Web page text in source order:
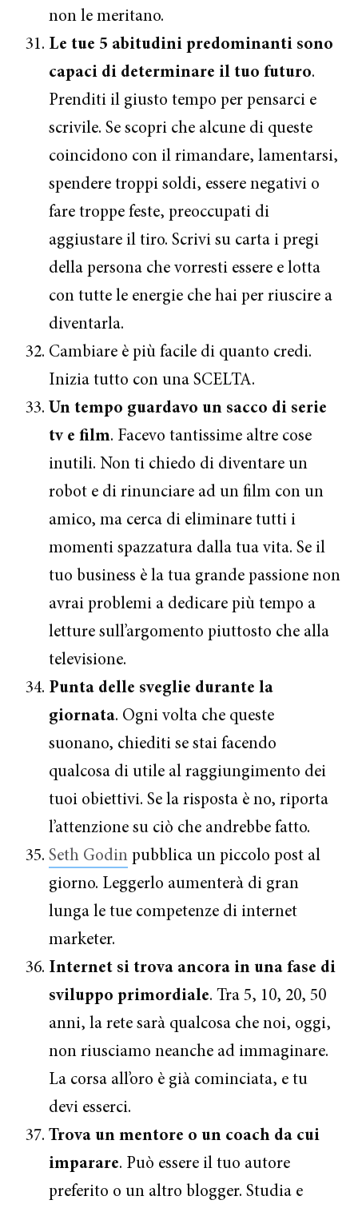
non le meritano.
Le tue 5 abitudini predominanti sono
capaci di determinare il tuo futuro.
Prenditi il giusto tempo per pensarci e
scrivile. Se scopri che alcune di queste
coincidono con il rimandare, lamentarsi,
spendere troppi soldi, essere negativi o
fare troppe feste, preoccupati di
aggiustare il tiro. Scrivi su carta i pregi
della persona che vorresti essere e lotta
con tutte le energie che hai per riuscire a
diventarla.
Cambiare è più facile di quanto credi.
Inizia tutto con una SCELTA.
Un tempo guardavo un sacco di serie
tv e film. Facevo tantissime altre cose
inutili. Non ti chiedo di diventare un
robot e di rinunciare ad un film con un
amico, ma cerca di eliminare tutti i
momenti spazzatura dalla tua vita. Se il
tuo business è la tua grande passione non
avrai problemi a dedicare più tempo a
letture sull’argomento piuttosto che alla
televisione.
Punta delle sveglie durante la
giornata. Ogni volta che queste
suonano, chiediti se stai facendo
qualcosa di utile al raggiungimento dei
tuoi obiettivi. Se la risposta è no, riporta
l’attenzione su ciò che andrebbe fatto.
Seth Godin pubblica un piccolo post al
giorno. Leggerlo aumenterà di gran
lunga le tue competenze di internet
marketer.
Internet si trova ancora in una fase di
sviluppo primordiale. Tra 5, 10, 20, 50
anni, la rete sarà qualcosa che noi, oggi,
non riusciamo neanche ad immaginare.
La corsa all’oro è già cominciata, e tu
devi esserci.
Trova un mentore o un coach da cui
imparare. Può essere il tuo autore
preferito o un altro blogger. Studia e